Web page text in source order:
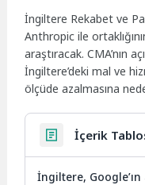
İngiltere Rekabet ve
Anthropic ile
araştıracak. CMA’nın
İngiltere’deki mal ve
ölçüde azalmasına
İçerik
İngiltere,